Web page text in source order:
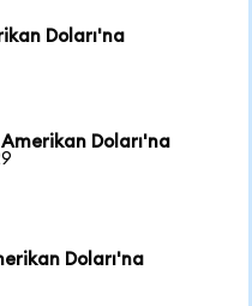
Doları'na
Doları'na
Doları'na